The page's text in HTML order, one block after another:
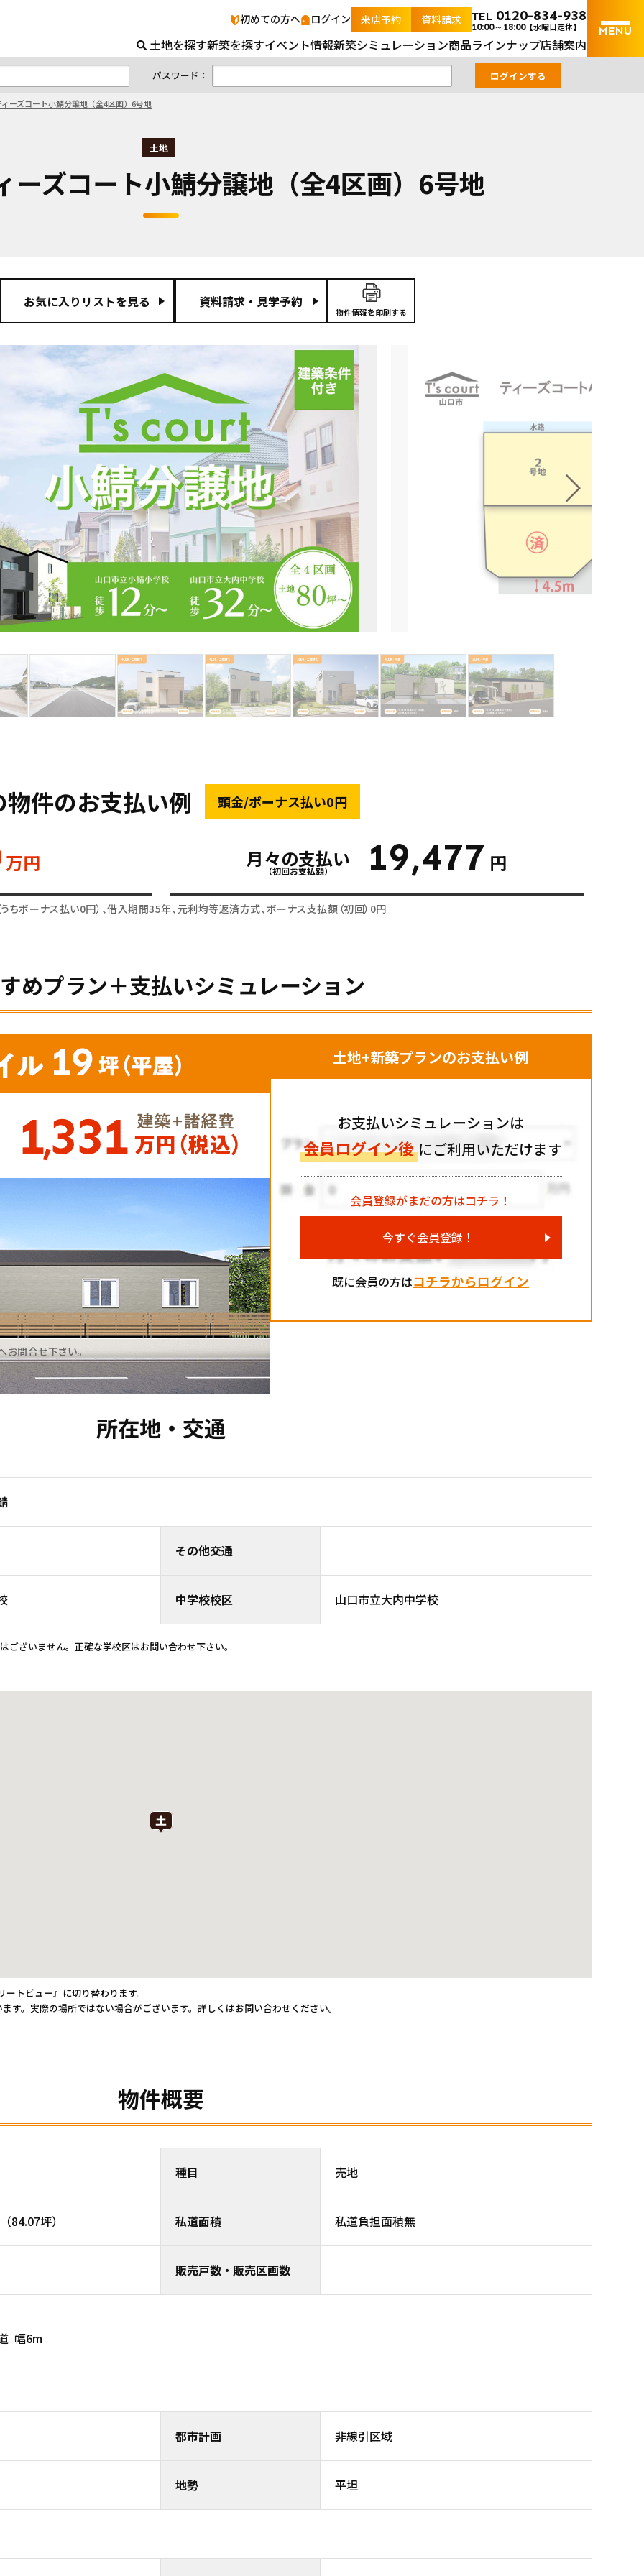
【山口市】ティーズコート小鯖分譲地（全4区画）6号
初めての方へ ログイン 来店予約 資料請求 TEL 0120-834-938
10:00～18:00【水曜日定休】
土地を探す新築を探すイベント情報新築シミュレーション商品ラインナップ店舗案内
パスワード：
ーズコート小鯖分譲地（全4区画）6号地
土地
ィーズコート小鯖分譲地（全4区画）6号地
お気に入りリストを見る
物件情報を印刷する
物件のお支払い例 頭金/ボーナス払い0円
万円 月々の支払い
（初回お支払額） 19,477 円
うちボーナス払い0円）、借入期間35年、元利均等返済方式、ボーナス支払額（初回）0円
めプラン＋支払いシミュレーション
土地+新築プランのお支払い例
お支払いシミュレーションは
会員ログイン後にご利用いただけます
会員登録がまだの方はコチラ！
今すぐ会員登録！
既に会員の方はコチラからログイン
問合せ下さい。
所在地・交通
その他交通
中学校校区 山口市立大内中学校
ざいません。正確な学校区はお問い合わせ下さい。
トビュー』に切り替わります。
。実際の場所ではない場合がございます。詳しくはお問い合わせください。
物件概要
種目 売地
84.07坪） 私道面積 私道負担面積無
販売戸数・販売区画数
道 幅6m
都市計画 非線引区域
地勢 平坦